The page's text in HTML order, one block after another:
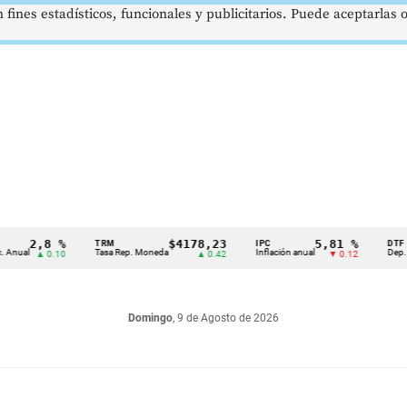
2,8 %
▲ 0.10
TRM
Tasa Rep. Moneda
$4178,23
▲ 0.42
IPC
Inflación anual
5,81 %
▼ 0.12
DTF
Dep.
Domingo, 9 de Agosto de 2026
estadísticos, funcionales y publicitarios. Puede aceptarlas